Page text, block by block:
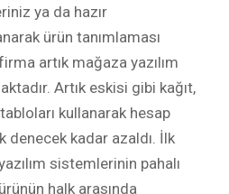
ya da hazır
ürün tanımlaması
artık mağaza yazılım
Artık eskisi gibi kağıt,
kullanarak hesap
kadar azaldı. İlk
sistemlerinin pahalı
halk arasında